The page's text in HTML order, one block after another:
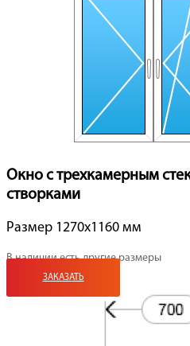
Окно с трехкамерным
створками
Размер 1270x1160 мм
В наличии есть другие размеры
ЗАКАЗАТЬ